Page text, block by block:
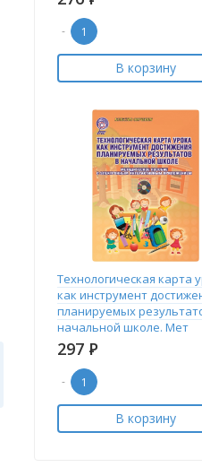
-
В корзину
Технологическая карта
как инструмент
планируемых
начальной школе. Мет
297 Р
-
В корзину